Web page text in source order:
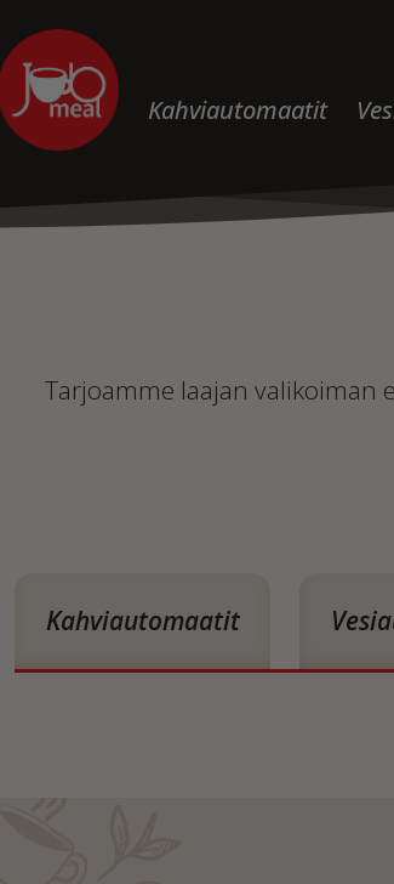
Kahviautomaatit
Tarjoamme laajan valikoiman
Kahviautomaatit